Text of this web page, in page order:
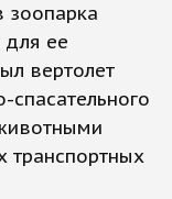
зоопарка
для ее
вертолет